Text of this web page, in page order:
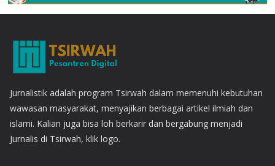
Jurnalistik adalah program Tsirwah dalam memenuhi kebutuhan
wawasan masyarakat, menyajikan berbagai artikel ilmiah dan
islami. Kalian juga bisa loh berkarir dan bergabung menjadi
Jurnalis di Tsirwah, klik logo.